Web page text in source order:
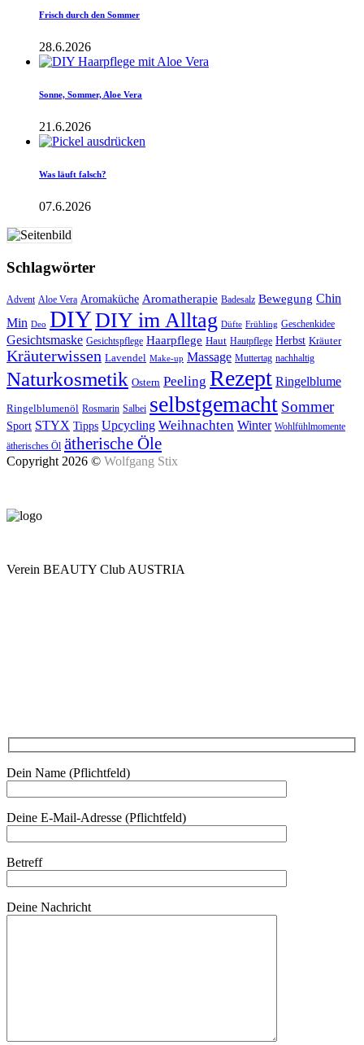
Frisch durch den Sommer
28.6.2026
Sonne, Sommer, Aloe Vera
21.6.2026
Was läuft falsch?
07.6.2026
Schlagwörter
Advent Aloe Vera Aromaküche Aromatherapie Badesalz Bewegung Chin
Min Deo DIYDIY im Alltag Düfte Frühling Geschenkidee
Gesichtsmaske Gesichtspflege Haarpflege Haut Hautpflege Herbst Kräuter
Kräuterwissen Lavendel Make-up Massage Muttertag nachhaltig
Naturkosmetik Ostern Peeling Rezept Ringelblume
Ringelblumenöl Rosmarin Salbei selbstgemacht Sommer
Sport STYX Tipps Upcycling Weihnachten Winter Wohlfühlmomente
ätherisches Öl ätherische Öle
Copyright 2026 © Wolfgang Stix
Verein BEAUTY Club AUSTRIA
Dein Name (Pflichtfeld)
Deine E-Mail-Adresse (Pflichtfeld)
Betreff
Deine Nachricht